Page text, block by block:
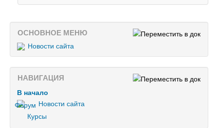
ОСНОВНОЕ МЕНЮ
Новости сайта
НАВИГАЦИЯ
В начало
Новости сайта
Курсы